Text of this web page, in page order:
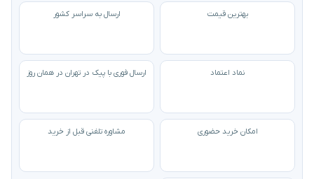
بهترین قیمت ارسال به سراسر کشور
نماد اعتماد ارسال فوری با پیک در تهران در همان روز
امکان خرید حضوری مشاوره تلفنی قبل از خرید